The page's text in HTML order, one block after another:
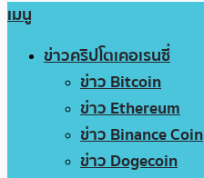
เมนู
ข่าวคริปโตเคอเรนซี่
ข่าว Bitcoin
ข่าว Ethereum
ข่าว Binance Coin
ข่าว Dogecoin